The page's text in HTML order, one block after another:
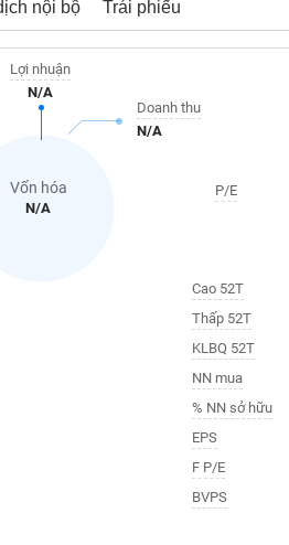
nội bộ Trái phiếu
Vốn hóa
N/A
Lợi nhuận
N/A
Doanh thu
N/A
P/E
Cao 52T
Thấp 52T
KLBQ 52T
NN mua
% NN sở hữu
EPS
F P/E
BVPS